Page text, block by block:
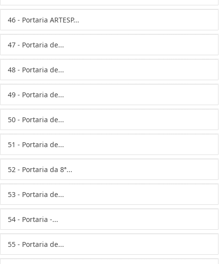
46 - Portaria ARTESP...
47 - Portaria de...
48 - Portaria de...
49 - Portaria de...
50 - Portaria de...
51 - Portaria de...
52 - Portaria da 8ª...
53 - Portaria de...
54 - Portaria -...
55 - Portaria de...